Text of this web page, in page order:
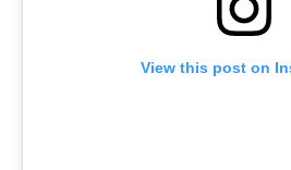
View this post on